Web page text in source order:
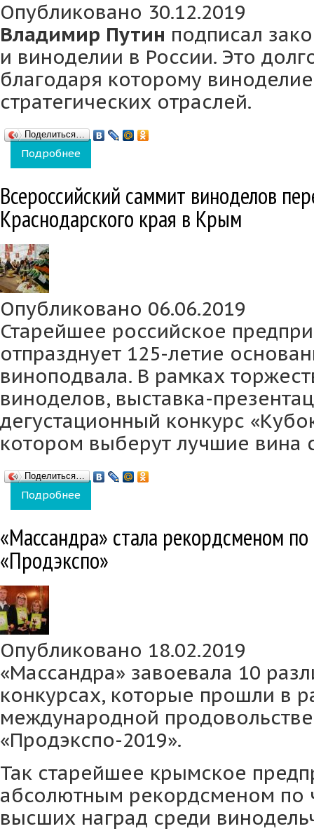
Опубликовано 30.12.2019
Владимир Путин подписал
и виноделии в России. Это
благодаря которому
стратегических отраслей.
Поделиться…
Подробнее
Всероссийский саммит виноделов
Краснодарского края в Крым
Опубликовано 06.06.2019
Старейшее российское
отпразднует 125-летие
виноподвала. В рамках
виноделов, выставка-
дегустационный конкурс
котором выберут лучшие вина
Поделиться…
Подробнее
«Массандра» стала рекордсменом по
«Продэкспо»
Опубликовано 18.02.2019
«Массандра» завоевала 10
конкурсах, которые прошли в
международной
«Продэкспо-2019».
Так старейшее крымское
абсолютным рекордсменом по
высших наград среди